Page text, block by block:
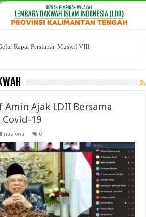
Rapat Persiapan Muswil VIII
Amin Ajak LDII Bersama
19
nasional 0